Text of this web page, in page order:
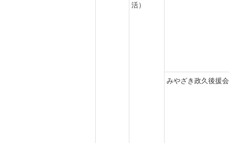
活）
みやざき政久後援会